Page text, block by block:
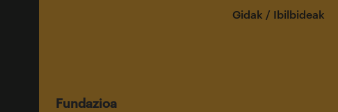
Gidak / Ibilbideak
Fundazioa